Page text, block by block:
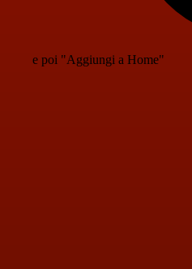
e poi "Aggiungi a Home"